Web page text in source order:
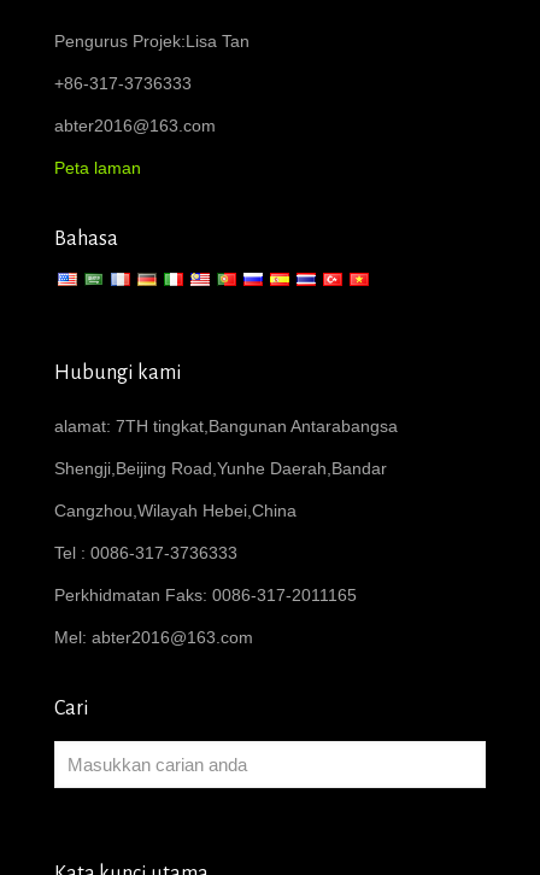
Pengurus Projek:Lisa Tan
+86-317-3736333
abter2016@163.com
Peta laman
Bahasa
Hubungi kami
alamat: 7TH tingkat,Bangunan Antarabangsa
Shengji,Beijing Road,Yunhe Daerah,Bandar
Cangzhou,Wilayah Hebei,China
Tel : 0086-317-3736333
Perkhidmatan Faks: 0086-317-2011165
Mel: abter2016@163.com
Cari